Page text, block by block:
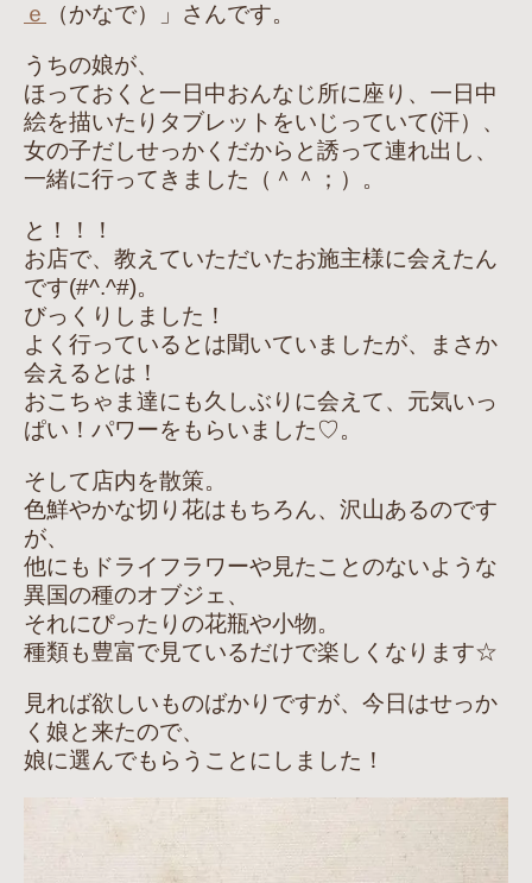
ｅ
（かなで）」さんです。
うちの娘が、
ほっておくと一日中おんなじ所に座り、一日中
絵を描いたりタブレットをいじっていて(汗）、
女の子だしせっかくだからと誘って連れ出し、
一緒に行ってきました（＾＾；）。
と！！！
お店で、教えていただいたお施主様に会えたん
です(#^.^#)。
びっくりしました！
よく行っているとは聞いていましたが、まさか
会えるとは！
おこちゃま達にも久しぶりに会えて、元気いっ
ぱい！パワーをもらいました♡。
そして店内を散策。
色鮮やかな切り花はもちろん、沢山あるのです
が、
他にもドライフラワーや見たことのないような
異国の種のオブジェ、
それにぴったりの花瓶や小物。
種類も豊富で見ているだけで楽しくなります☆
見れば欲しいものばかりですが、今日はせっか
く娘と来たので、
娘に選んでもらうことにしました！